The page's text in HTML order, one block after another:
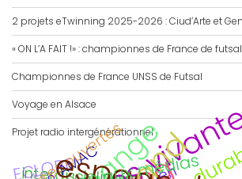
2 projets eTwinning 2025-2026 : Ciud’Arte et
« ON L’A FAIT !» : championnes de France de futsal
Championnes de France UNSS de Futsal
Voyage en Alsace
Projet radio intergénérationnel
ECLOREAMAC
portes ouvertes